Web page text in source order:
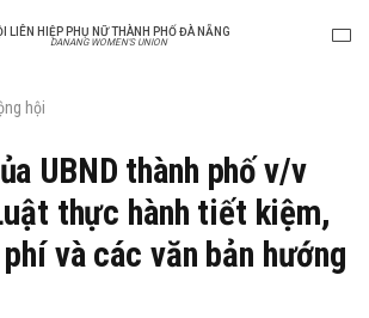
LIÊN HIỆP PHỤ NỮ THÀNH PHỐ ĐÀ NẴNG
DANANG WOMEN'S UNION
hội
UBND thành phố v/v
thực hành tiết kiệm,
và các văn bản hướng